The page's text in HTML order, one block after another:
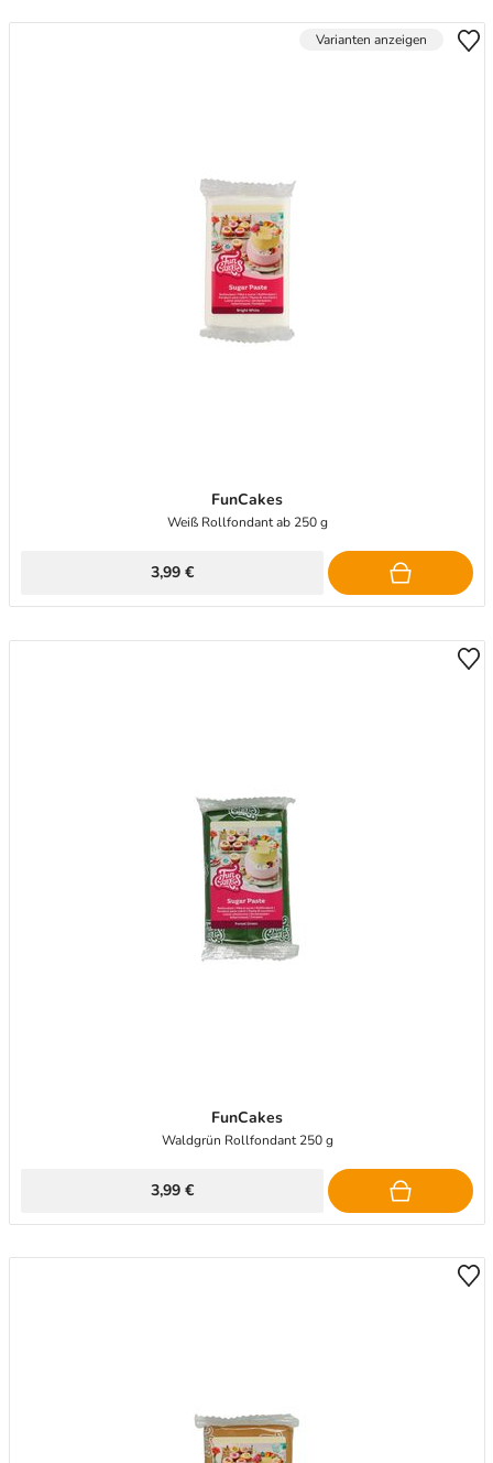
Varianten anzeigen
FunCakes
Weiß Rollfondant ab 250 g
3,99 €
FunCakes
Waldgrün Rollfondant 250 g
3,99 €